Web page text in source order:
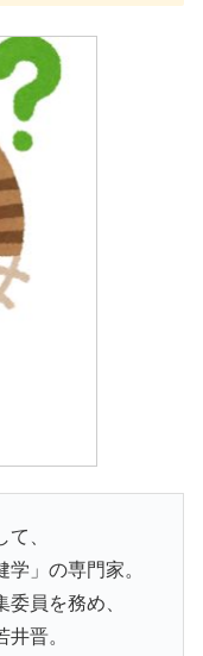
、
」の専門家。
員を務め、
晋。